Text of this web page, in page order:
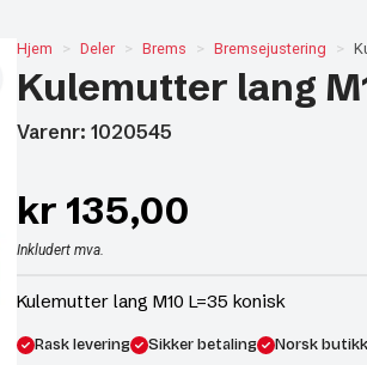
Hjem Deler Brems Bremsejustering
Kulemutter lang
Varenr: 1020545
kr 135,00
Inkludert mva.
Kulemutter lang M10 L=35 konisk
Rask levering Sikker betaling Norsk butikk